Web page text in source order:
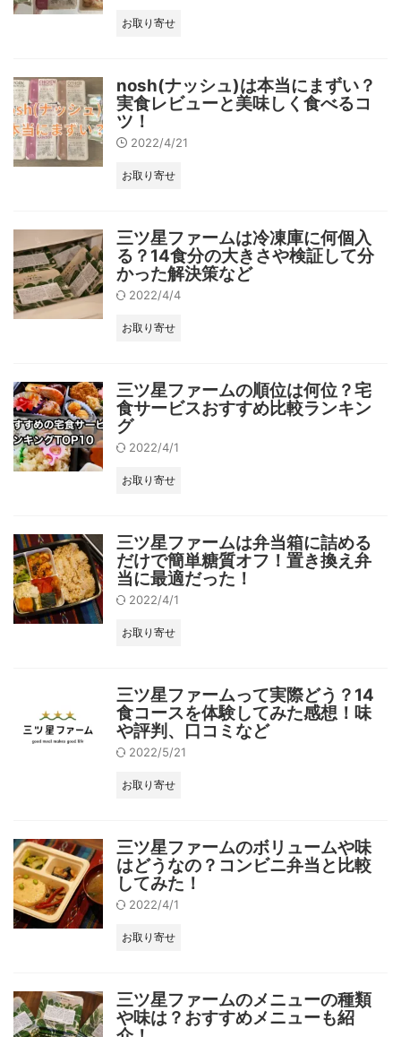
お取り寄せ
nosh(ナッシュ)は本当にまずい？
実食レビューと美味しく食べるコ
ツ！
2022/4/21
お取り寄せ
三ツ星ファームは冷凍庫に何個入
る？14食分の大きさや検証して分
かった解決策など
2022/4/4
お取り寄せ
三ツ星ファームの順位は何位？宅
食サービスおすすめ比較ランキン
グ
2022/4/1
お取り寄せ
三ツ星ファームは弁当箱に詰める
だけで簡単糖質オフ！置き換え弁
当に最適だった！
2022/4/1
お取り寄せ
三ツ星ファームって実際どう？14
食コースを体験してみた感想！味
や評判、口コミなど
2022/5/21
お取り寄せ
三ツ星ファームのボリュームや味
はどうなの？コンビニ弁当と比較
してみた！
2022/4/1
お取り寄せ
三ツ星ファームのメニューの種類
や味は？おすすめメニューも紹